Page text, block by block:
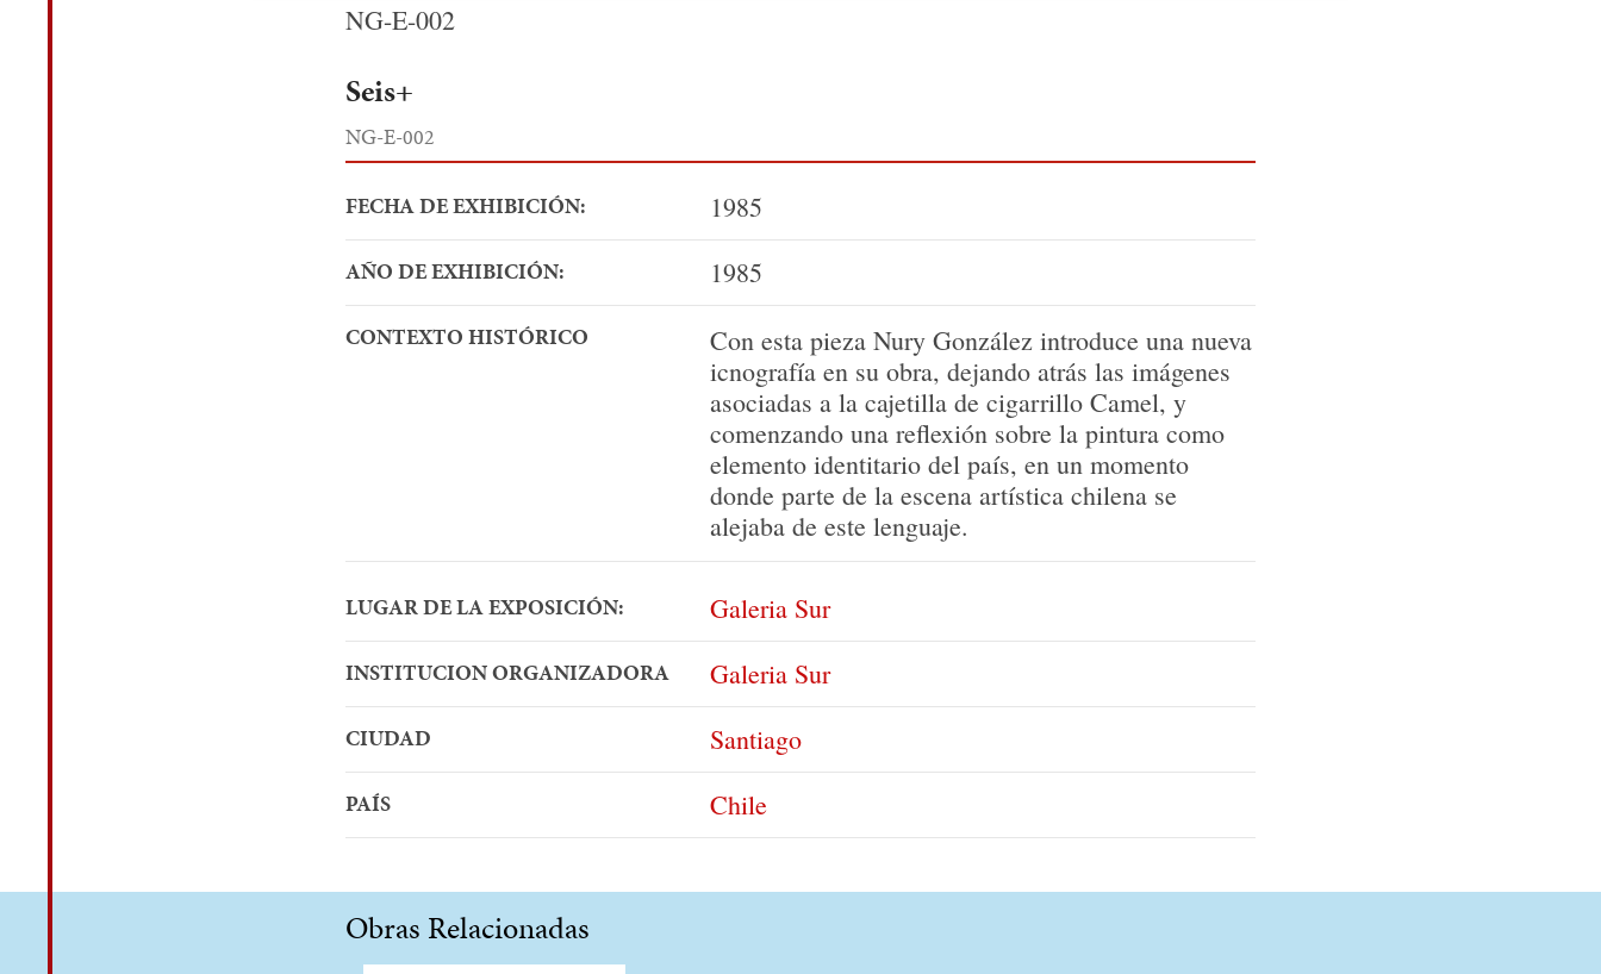
NG-E-002
Seis+
NG-E-002
FECHA DE EXHIBICIÓN: 1985
AÑO DE EXHIBICIÓN: 1985
CONTEXTO HISTÓRICO
Con esta pieza Nury González introduce una nueva
icnografía en su obra, dejando atrás las imágenes
asociadas a la cajetilla de cigarrillo Camel, y
comenzando una reflexión sobre la pintura como
elemento identitario del país, en un momento
donde parte de la escena artística chilena se
alejaba de este lenguaje.
LUGAR DE LA EXPOSICIÓN: Galeria Sur
INSTITUCION ORGANIZADORA Galeria Sur
CIUDAD Santiago
PAÍS Chile
Obras Relacionadas